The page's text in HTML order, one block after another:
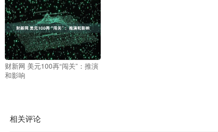
财新网 美元100再“闯关”：推演
和影响
相关评论